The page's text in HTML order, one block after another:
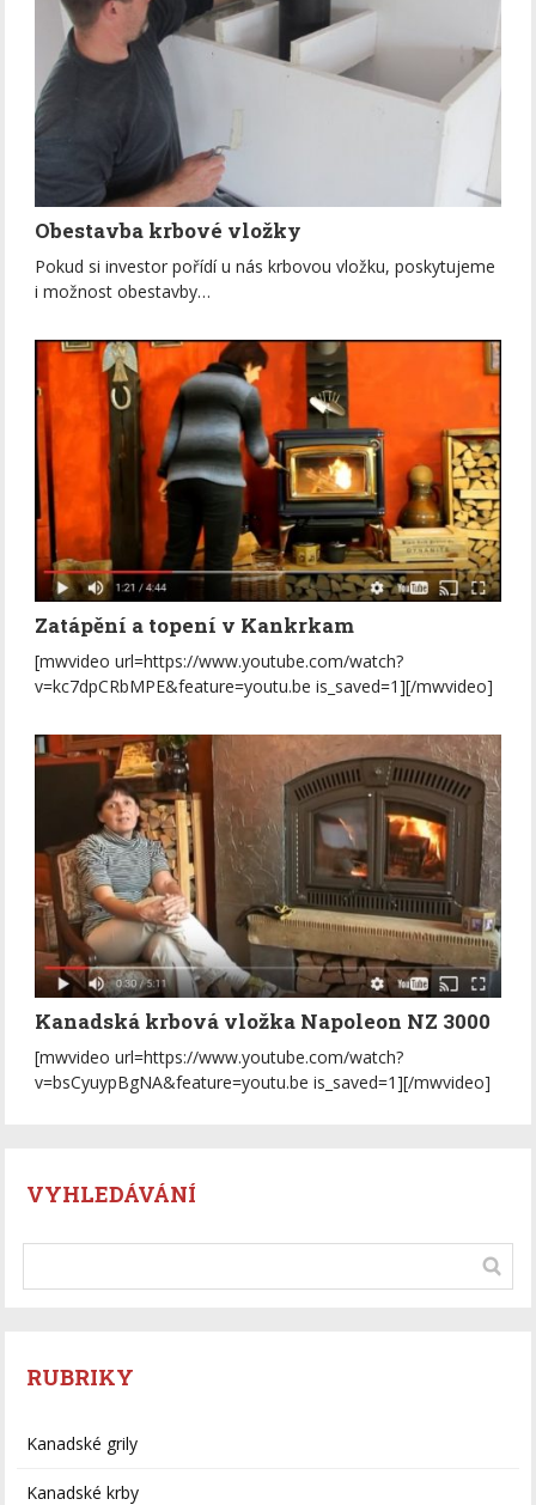
Obestavba krbové vložky
Pokud si investor pořídí u nás krbovou vložku, poskytujeme
i možnost obestavby…
Zatápění a topení v Kankrkam
[mwvideo url=https://www.youtube.com/watch?
v=kc7dpCRbMPE&feature=youtu.be is_saved=1][/mwvideo]
Kanadská krbová vložka Napoleon NZ 3000
[mwvideo url=https://www.youtube.com/watch?
v=bsCyuypBgNA&feature=youtu.be is_saved=1][/mwvideo]
VYHLEDÁVÁNÍ
RUBRIKY
Kanadské grily
Kanadské krby